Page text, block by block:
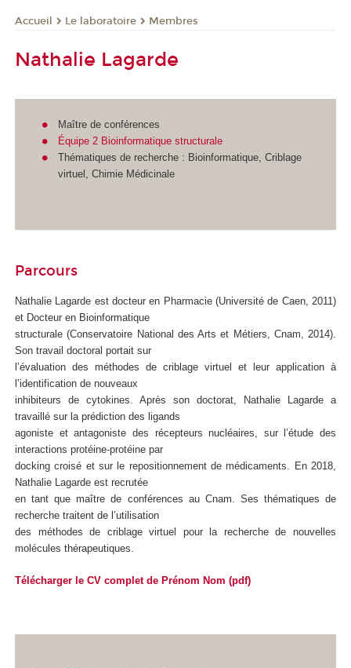
Accueil Le laboratoire Membres
Nathalie Lagarde
Maître de conférences
Équipe 2 Bioinformatique structurale
Thématiques de recherche : Bioinformatique, Criblage
virtuel, Chimie Médicinale
Parcours
Nathalie Lagarde est docteur en Pharmacie (Université de Caen, 2011)
et Docteur en Bioinformatique
structurale (Conservatoire National des Arts et Métiers, Cnam, 2014).
Son travail doctoral portait sur
l’évaluation des méthodes de criblage virtuel et leur application à
l’identification de nouveaux
inhibiteurs de cytokines. Après son doctorat, Nathalie Lagarde a
travaillé sur la prédiction des ligands
agoniste et antagoniste des récepteurs nucléaires, sur l’étude des
interactions protéine-protéine par
docking croisé et sur le repositionnement de médicaments. En 2018,
Nathalie Lagarde est recrutée
en tant que maître de conférences au Cnam. Ses thématiques de
recherche traitent de l’utilisation
des méthodes de criblage virtuel pour la recherche de nouvelles
molécules thérapeutiques.
Télécharger le CV complet de Prénom Nom (pdf)